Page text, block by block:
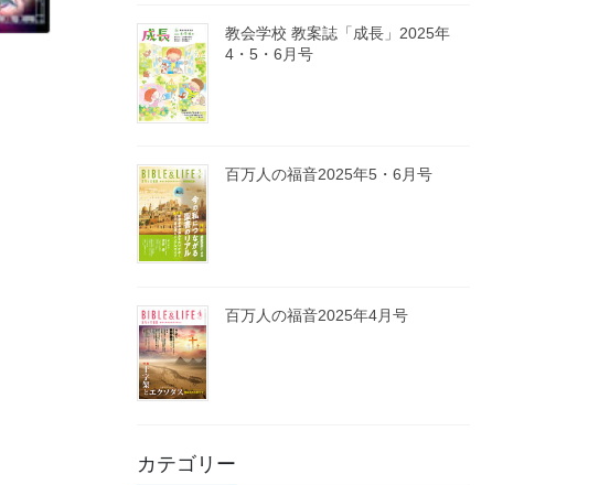
教会学校 教案誌「成長」2025年
4・5・6月号
百万人の福音2025年5・6月号
百万人の福音2025年4月号
カテゴリー